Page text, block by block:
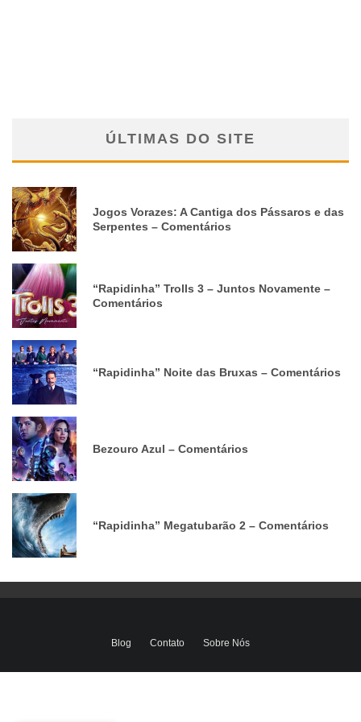
ÚLTIMAS DO SITE
Jogos Vorazes: A Cantiga dos Pássaros e das
Serpentes – Comentários
“Rapidinha” Trolls 3 – Juntos Novamente –
Comentários
“Rapidinha” Noite das Bruxas – Comentários
Bezouro Azul – Comentários
“Rapidinha” Megatubarão 2 – Comentários
Blog Contato Sobre Nós